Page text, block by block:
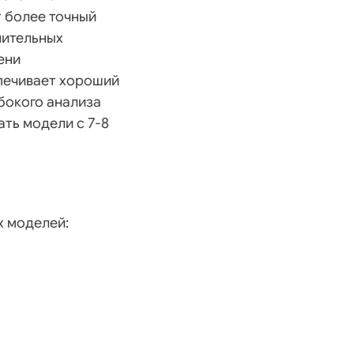
точный
хороший
анализа
модели с 7-8
моделей: